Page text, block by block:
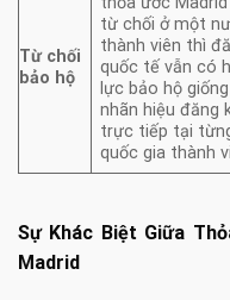
Từ chối
bảo hộ
từ chối ở một
thành viên thì
quốc tế vẫn có
lực bảo hộ
nhãn hiệu đăng
trực tiếp tại
quốc gia thành
Sự Khác Biệt Giữa
Madrid